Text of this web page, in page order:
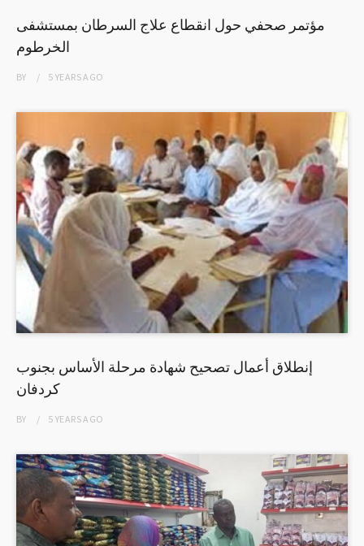
مؤتمر صحفي حول انقطاع علاج السرطان بمستشفى
الخرطوم
BY 5 YEARSAGO
إنطلاق أعمال تصحيح شهادة مرحلة الأساس بجنوب
كردفان
BY 5 YEARSAGO